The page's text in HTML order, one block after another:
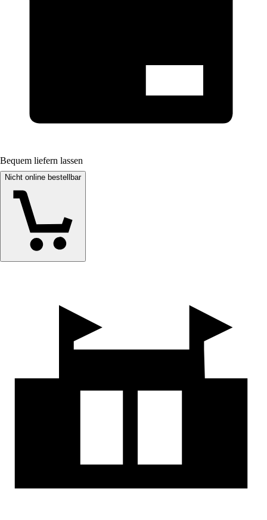
Bequem liefern lassen
Nicht online bestellbar